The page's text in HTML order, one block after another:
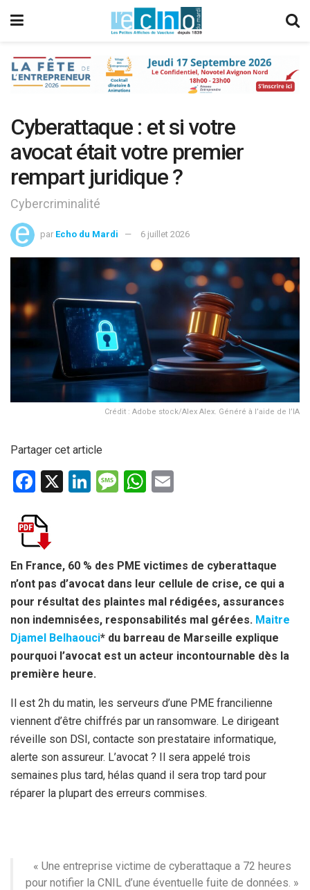
Cyberattaque : et si votre
avocat était votre premier
rempart juridique ?
Cybercriminalité
par Echo du Mardi 6 juillet 2026
Crédit : Adobe stock/Alex Alex. Généré à l’aide de l’IA
Partager cet article
F
ce
b
o
o
k
X
Li
n
M
g
e
W
A
p
p
En France, 60 % des PME victimes de cyberattaque
n’ont pas d’avocat dans leur cellule de crise, ce qui a
pour résultat des plaintes mal rédigées, assurances
non indemnisées, responsabilités mal gérées. Maitre
Djamel Belhaouci* du barreau de Marseille explique
pourquoi l’avocat est un acteur incontournable dès la
première heure.
Il est 2h du matin, les serveurs d’une PME francilienne
viennent d’être chiffrés par un ransomware. Le dirigeant
réveille son DSI, contacte son prestataire informatique,
alerte son assureur. L’avocat ? Il sera appelé trois
semaines plus tard, hélas quand il sera trop tard pour
réparer la plupart des erreurs commises.
« Une entreprise victime de cyberattaque a 72 heures
pour notifier la CNIL d’une éventuelle fuite de données. »